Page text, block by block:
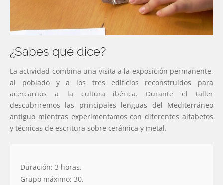
¿Sabes qué dice?
La actividad combina una visita a la exposición permanente,
al poblado y a los tres edificios reconstruidos para
acercarnos a la cultura ibérica. Durante el taller
descubriremos las principales lenguas del Mediterráneo
antiguo mientras experimentamos con diferentes alfabetos
y técnicas de escritura sobre cerámica y metal.
Duración: 3 horas.
Grupo máximo: 30.